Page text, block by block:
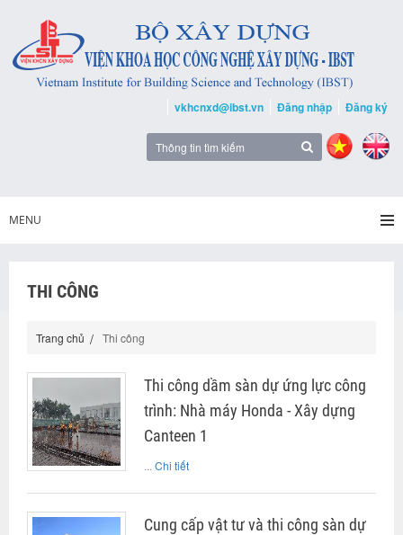
vkhcnxd@ibst.vn Đăng nhập Đăng ký
MENU
THI CÔNG
Trang chủ Thi công
Thi công dầm sàn dự ứng lực công
trình: Nhà máy Honda - Xây dựng
Canteen 1
... Chi tiết
Cung cấp vật tư và thi công sàn dự